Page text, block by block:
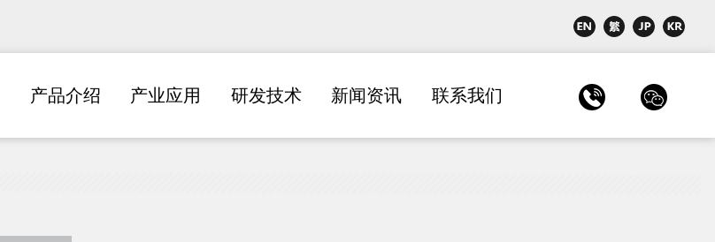
产品介绍 产业应用 研发技术 新闻资讯 联系我们